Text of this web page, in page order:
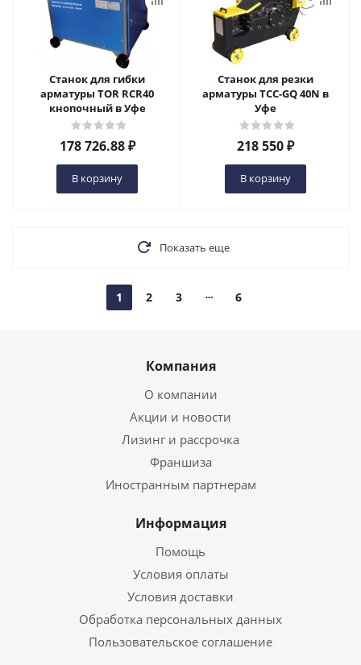
Станок для гибки
арматуры TOR RCR40
кнопочный в Уфе
178 726.88₽
В корзину
Станок для резки
арматуры ТСС-GQ 40N в
Уфе
218 550₽
В корзину
Показать еще
1 2 3 6
Компания
О компании
Акции и новости
Лизинг и рассрочка
Франшиза
Иностранным партнерам
Информация
Помощь
Условия оплаты
Условия доставки
Обработка персональных данных
Пользовательское соглашение